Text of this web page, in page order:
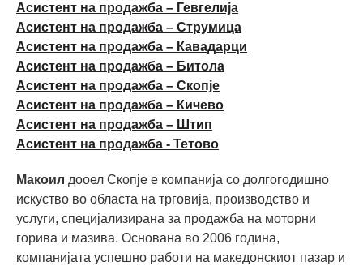
Асистент на продажба – Гевгелија
Асистент на продажба – Струмица
Асистент на продажба – Кавадарци
Асистент на продажба – Битола
Асистент на продажба – Скопје
Асистент на продажба – Кичево
Асистент на продажба – Штип
Асистент на продажба - Тетово
Макоил дооел Скопје е компанија со долгогодишно
искуство во областа на трговија, производство и
услуги, специјализирана за продажба на моторни
горива и мазива. Основана во 2006 година,
компанијата успешно работи на македонскиот пазар и